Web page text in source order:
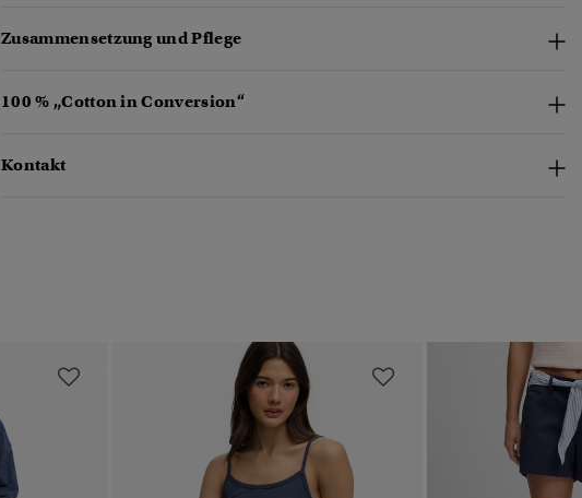
Zusammensetzung und Pflege
100 % „Cotton in Conversion“
Kontakt